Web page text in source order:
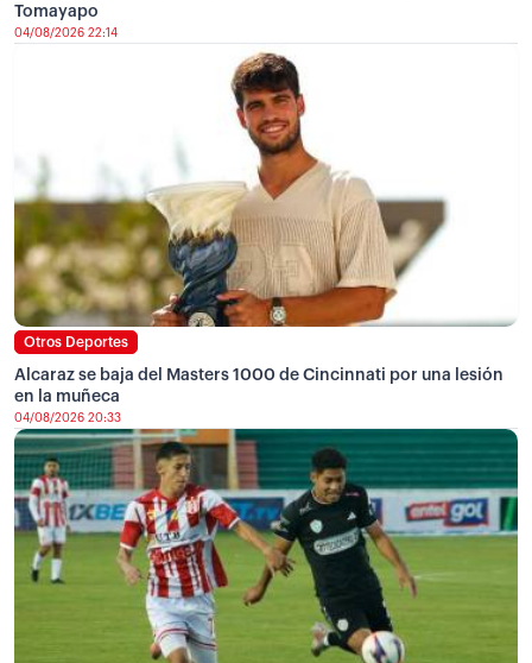
Tomayapo
04/08/2026 22:14
Otros Deportes
Alcaraz se baja del Masters 1000 de Cincinnati por una lesión
en la muñeca
04/08/2026 20:33